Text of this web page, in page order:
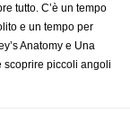
tutto. C’è un tempo
e un tempo per
Anatomy e Una
scoprire piccoli angoli